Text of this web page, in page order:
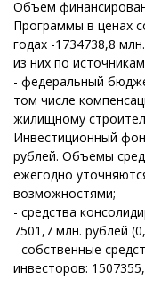
Объем
Программы в ценах
годах -1734738,8
из них по
- федеральный
том числе
жилищному
Инвестиционный
рублей. Объемы
ежегодно
возможностями;
- средства
7501,7 млн. рублей
- собственные
инвесторов: